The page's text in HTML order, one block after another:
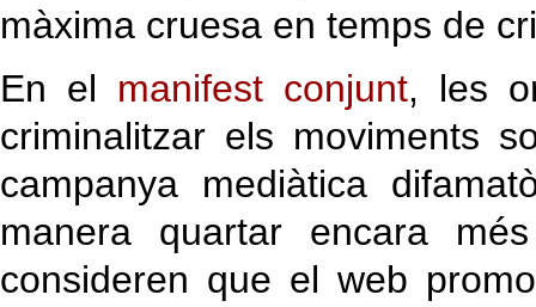
màxima cruesa en temps de
En el manifest conjunt, les
criminalitzar els moviments
campanya mediàtica
manera quartar encara
consideren que el web